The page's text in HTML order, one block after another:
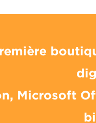
Microsoft